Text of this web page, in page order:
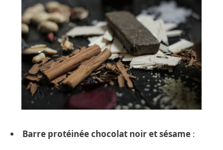
Barre protéinée chocolat noir et sésame :